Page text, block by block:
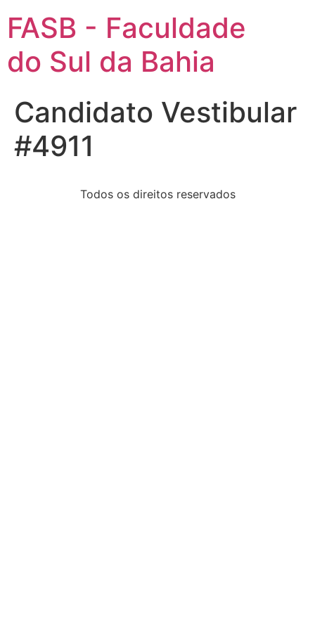
FASB - Faculdade
do Sul da Bahia
Candidato Vestibular
#4911
Todos os direitos reservados